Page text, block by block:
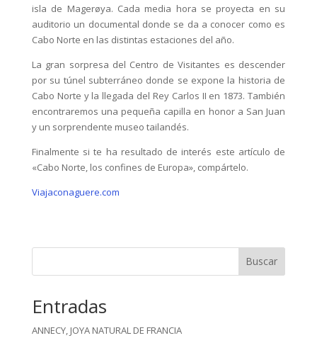
isla de Magerøya. Cada media hora se proyecta en su
auditorio un documental donde se da a conocer como es
Cabo Norte en las distintas estaciones del año.
La gran sorpresa del Centro de Visitantes es descender
por su túnel subterráneo donde se expone la historia de
Cabo Norte y la llegada del Rey Carlos II en 1873. También
encontraremos una pequeña capilla en honor a San Juan
y un sorprendente museo tailandés.
Finalmente si te ha resultado de interés este artículo de
«Cabo Norte, los confines de Europa», compártelo.
Viajaconaguere.com
Buscar
Entradas
ANNECY, JOYA NATURAL DE FRANCIA